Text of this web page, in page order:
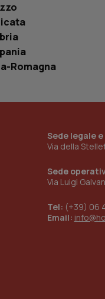
Romagna
Sede legale
Via della
Sede
Via Luigi
Tel: (+39) 06
Email:
__Secure-YNID
__Secure-
ROLLOUT_TOKEN
tracking-sites-
ironfish-tracking-